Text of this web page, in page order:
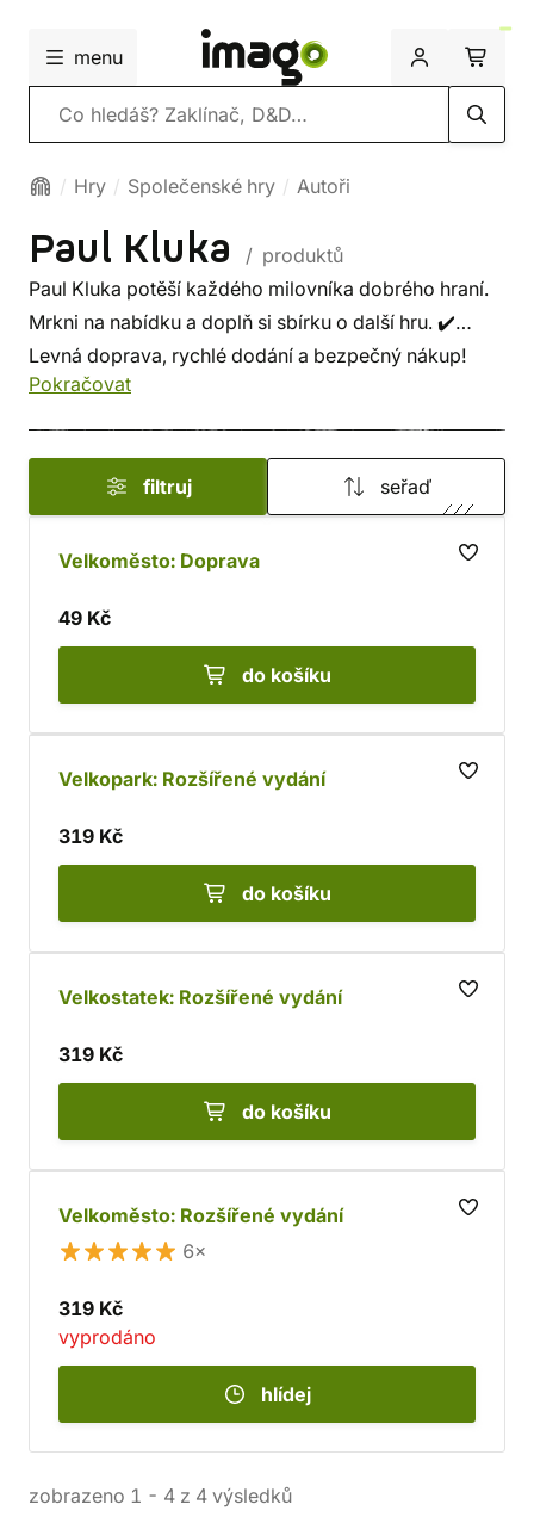
menu
Vyhledávání
Hry Společenské hry Autoři
Paul Kluka
/ produktů
Paul Kluka potěší každého milovníka dobrého hraní.
Mrkni na nabídku a doplň si sbírku o další hru. ✔️
Levná doprava, rychlé dodání a bezpečný nákup!
Pokračovat
filtruj seřaď
Velkoměsto: Doprava
49 Kč
do košíku
Velkopark: Rozšířené vydání
319 Kč
do košíku
Velkostatek: Rozšířené vydání
319 Kč
do košíku
Velkoměsto: Rozšířené vydání
6×
319 Kč
vyprodáno
hlídej
zobrazeno 1 - 4 z 4 výsledků